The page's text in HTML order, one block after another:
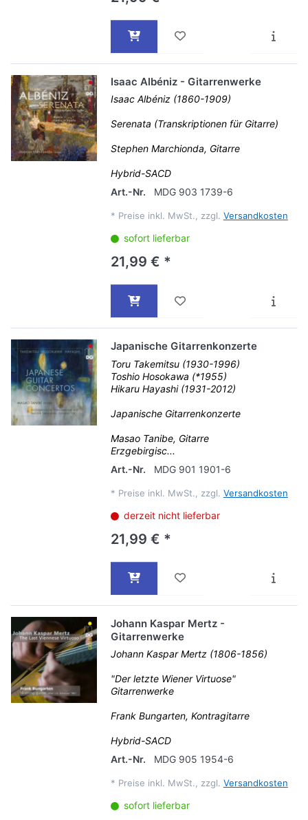
Isaac Albéniz - Gitarrenwerke
Isaac Albéniz (1860-1909)
Serenata (Transkriptionen für Gitarre)
Stephen Marchionda, Gitarre
Hybrid-SACD
Art.-Nr.
MDG 903 1739-6
* Preise inkl. MwSt., zzgl. Versandkosten
sofort lieferbar
21,99 € *
Japanische Gitarrenkonzerte
Toru Takemitsu (1930-1996)
Toshio Hosokawa (*1955)
Hikaru Hayashi (1931-2012)
Japanische Gitarrenkonzerte
Masao Tanibe, Gitarre
Erzgebirgisc...
Art.-Nr.
MDG 901 1901-6
* Preise inkl. MwSt., zzgl. Versandkosten
derzeit nicht lieferbar
21,99 € *
Johann Kaspar Mertz -
Gitarrenwerke
Johann Kaspar Mertz (1806-1856)
"Der letzte Wiener Virtuose"
Gitarrenwerke
Frank Bungarten, Kontragitarre
Hybrid-SACD
Art.-Nr.
MDG 905 1954-6
* Preise inkl. MwSt., zzgl. Versandkosten
sofort lieferbar